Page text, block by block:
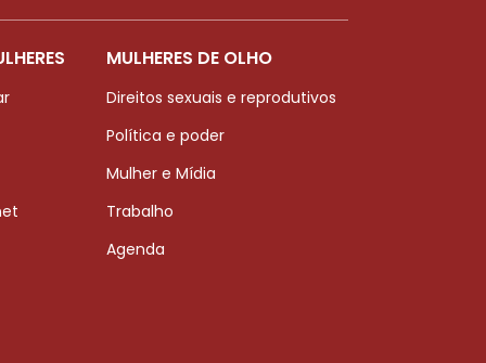
MULHERES DE OLHO
Direitos sexuais e reprodutivos
Política e poder
Mulher e Mídia
Trabalho
Agenda